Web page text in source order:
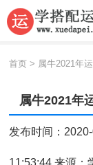
首页
生肖运势
首页 > 属牛2021年
属牛2021年
发布时间：